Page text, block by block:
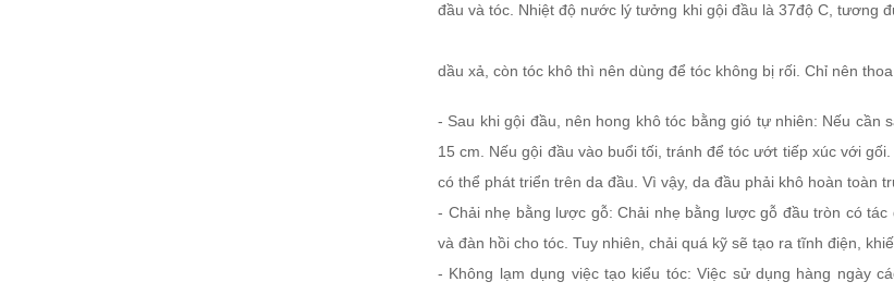
đầu và tóc. Nhiệt độ nước lý tưởng khi gội đầu là 37độ C, tương
dầu xả, còn tóc khô thì nên dùng để tóc không bị rối. Chỉ nên
- Sau khi gội đầu, nên hong khô tóc bằng gió tự nhiên: Nếu
15 cm. Nếu gội đầu vào buổi tối, tránh để tóc ướt tiếp xúc với
có thể phát triển trên da đầu. Vì vậy, da đầu phải khô hoàn toàn
- Chải nhẹ bằng lược gỗ: Chải nhẹ bằng lược gỗ đầu tròn có
và đàn hồi cho tóc. Tuy nhiên, chải quá kỹ sẽ tạo ra tĩnh điện,
- Không lạm dụng việc tạo kiểu tóc: Việc sử dụng hàng ngày